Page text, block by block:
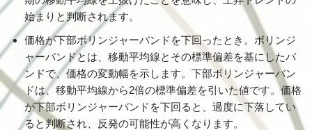
始まりと判断されます。
価格が下部ボリンジャーバンドを下回ったとき。ボリンジ
ャーバンドとは、移動平均線とその標準偏差を基にしたバ
ンドで、価格の変動幅を示します。下部ボリンジャーバン
ドは、移動平均線から2倍の標準偏差を引いた値です。価格
が下部ボリンジャーバンドを下回ると、過度に下落してい
ると判断され、反発の可能性が高くなります。